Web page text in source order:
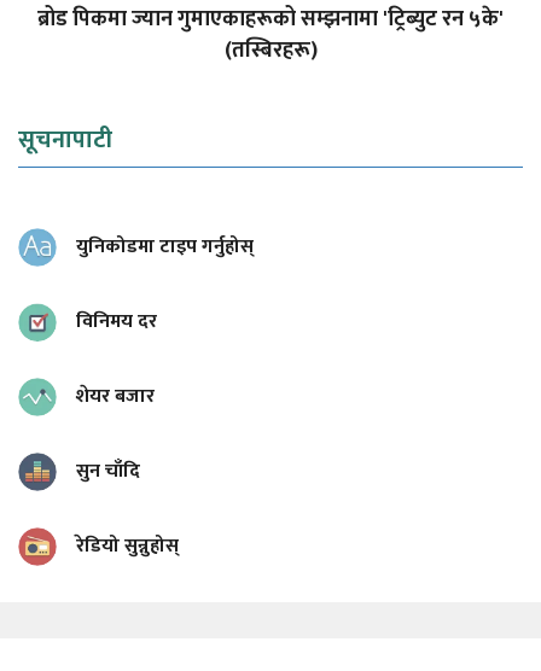
ब्रोड पिकमा ज्यान गुमाएकाहरूको सम्झनामा 'ट्रिब्युट रन ५के'
(तस्बिरहरू)
सूचनापाटी
युनिकोडमा टाइप गर्नुहोस्
विनिमय दर
शेयर बजार
सुन चाँदि
रेडियो सुन्नुहोस्